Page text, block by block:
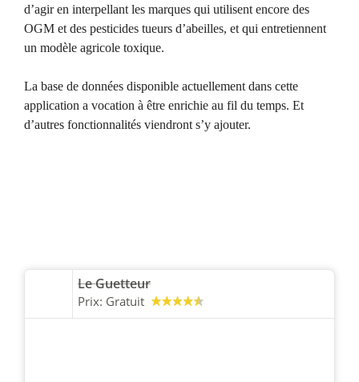
d’agir en interpellant les marques qui utilisent encore des
OGM et des pesticides tueurs d’abeilles, et qui entretiennent
un modèle agricole toxique.
La base de données disponible actuellement dans cette
application a vocation à être enrichie au fil du temps. Et
d’autres fonctionnalités viendront s’y ajouter.
Le Guetteur
Prix: Gratuit